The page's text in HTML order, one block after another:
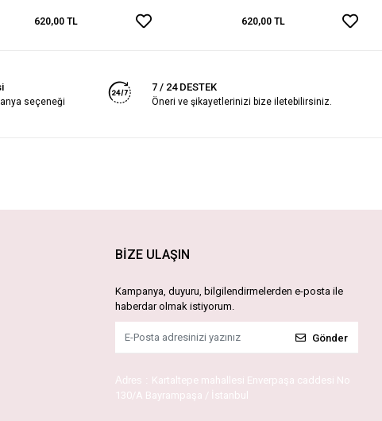
620,00 TL 620,00 TL
seçeneği
7 / 24 DESTEK
Öneri ve şikayetlerinizi bize iletebilirsiniz.
BİZE ULAŞIN
Kampanya, duyuru, bilgilendirmelerden e-posta ile
haberdar olmak istiyorum.
Gönder
Adres : Kartaltepe mahallesi Enverpaşa caddesi No
130/A Bayrampaşa / İstanbul